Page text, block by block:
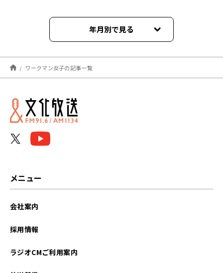
年月別で見る
2022年05月
ワークマン女子の記事一覧
メニュー
会社案内
採用情報
ラジオCMご利用案内